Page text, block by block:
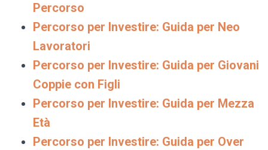
Percorso
Percorso per Investire: Guida per Neo
Lavoratori
Percorso per Investire: Guida per Giovani
Coppie con Figli
Percorso per Investire: Guida per Mezza
Età
Percorso per Investire: Guida per Over